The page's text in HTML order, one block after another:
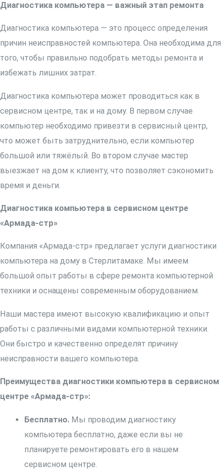
Диагностика компьютера — важный этап ремонта
Диагностика компьютера — это процесс определения
причин неисправностей компьютера. Она необходима для
того, чтобы правильно подобрать методы ремонта и
избежать лишних затрат.
Диагностика компьютера может проводиться как в
сервисном центре, так и на дому. В первом случае
компьютер необходимо привезти в сервисный центр,
что может быть затруднительно, если компьютер
большой или тяжёлый. Во втором случае мастер
выезжает на дом к клиенту, что позволяет сэкономить
время и деньги.
Диагностика компьютера в сервисном центре
«Армада-стр»
Компания «Армада-стр» предлагает услуги диагностики
компьютера на дому в Стерлитамаке. Мы имеем
большой опыт работы в сфере ремонта компьютерной
техники и оснащены современным оборудованием.
Наши мастера имеют высокую квалификацию и опыт
работы с различными видами компьютерной техники.
Они быстро и качественно определят причину
неисправности вашего компьютера.
Преимущества диагностики компьютера в сервисном
центре «Армада-стр»:
Бесплатно. Мы проводим диагностику
компьютера бесплатно, даже если вы не
планируете ремонтировать его в нашем
сервисном центре.